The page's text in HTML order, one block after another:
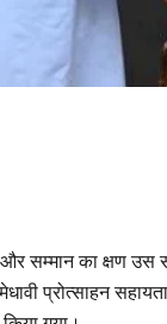
सम्मान का क्षण उस
प्रोत्साहन